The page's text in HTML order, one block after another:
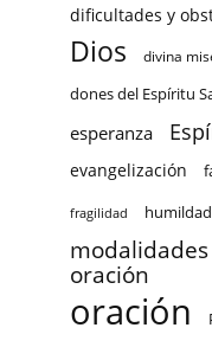
dificultades y
Dios divina
dones del Espíritu
esperanza
evangelización
fragilidad humildad
oración
oración